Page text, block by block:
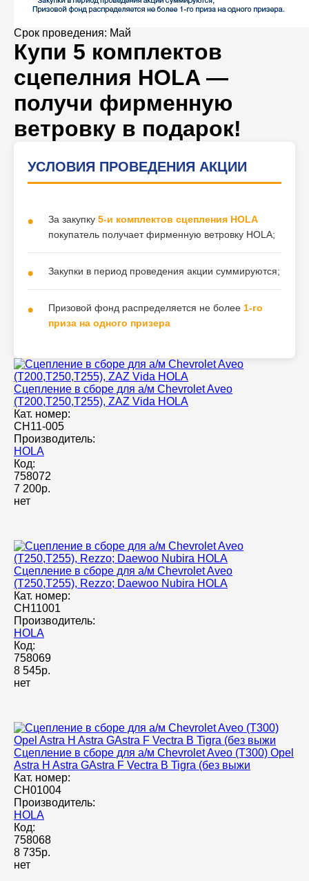
Срок проведения: Май
Купи 5 комплектов
сцепелния HOLA —
получи фирменную
ветровку в подарок!
УСЛОВИЯ ПРОВЕДЕНИЯ АКЦИИ
За закупку 5-и комплектов сцепления HOLA
покупатель получает фирменную ветровку HOLA;
Закупки в период проведения акции суммируются;
Призовой фонд распределяется не более 1-го
приза на одного призера
Сцепление в сборе для а/м Chevrolet Aveo
(T200,T250,T255), ZAZ Vida HOLA
Кат. номер:
CH11-005
Производитель:
HOLA
Код:
758072
7 200р.
нет
Сцепление в сборе для а/м Chevrolet Aveo
(T250,T255), Rezzo; Daewoo Nubira HOLA
Кат. номер:
CH11001
Производитель:
HOLA
Код:
758069
8 545р.
нет
Сцепление в сборе для а/м Chevrolet Aveo (T300) Opel
Astra H Astra GAstra F Vectra B Tigra (без выжи
Кат. номер:
CH01004
Производитель:
HOLA
Код:
758068
8 735р.
нет